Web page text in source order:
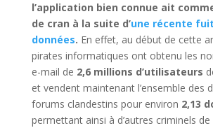
l’application bien connue ait
de cran à la suite d’une récente
données. En effet, au début de cette
pirates informatiques ont obtenu les
e-mail de 2,6 millions d’utilisateurs
et vendent maintenant l’ensemble des
forums clandestins pour environ 2,13
permettant ainsi à d’autres criminels